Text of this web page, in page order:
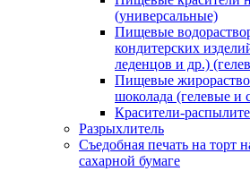
(универсальные)
Пищевые
кондитерских
леденцов и др.)
Пищевые
шоколада (гелевые и
Красители-
Разрыхлитель
Съедобная печать на торт
сахарной бумаге